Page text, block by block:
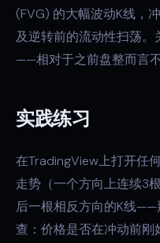
(FVG) 的大幅波动K线，
及逆转前的流动性扫荡
——相对于之前盘整而言
实践练习
在TradingView上打开任
走势（一个方向上连续3
后一根相反方向的K线
查：价格是否在冲动前